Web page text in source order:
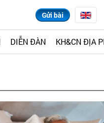
Gửi bài
DIỄN ĐÀN KH&CN ĐỊA